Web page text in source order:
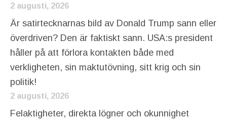
2 augusti, 2026
Är satirtecknarnas bild av Donald Trump sann eller
överdriven? Den är faktiskt sann. USA:s president
håller på att förlora kontakten både med
verkligheten, sin maktutövning, sitt krig och sin
politik!
2 augusti, 2026
Felaktigheter, direkta lögner och okunnighet